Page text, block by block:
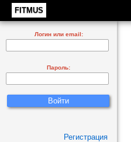
FITMUS
Логин или email:
Пароль:
Регистрация